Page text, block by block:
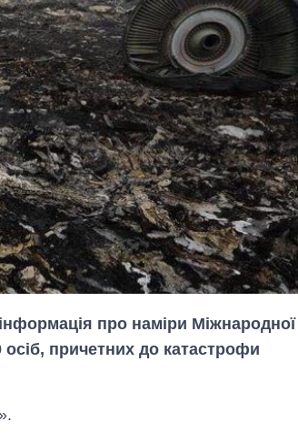
про наміри Міжнародної
причетних до катастрофи